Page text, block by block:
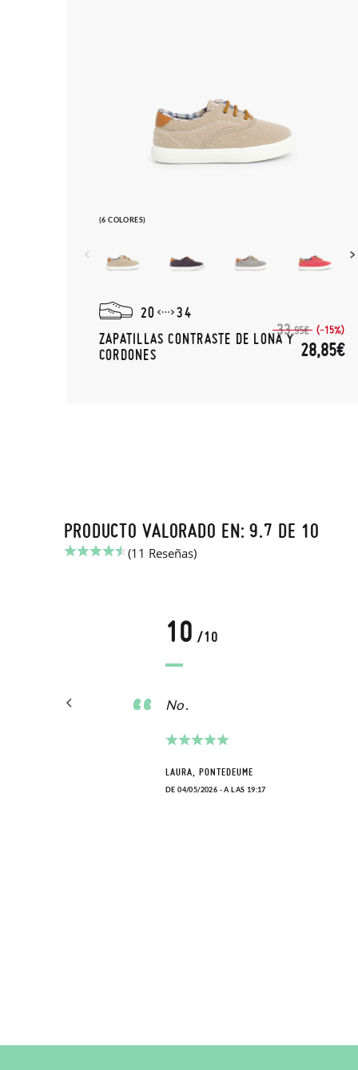
(6 COLORES)
20
34
ZAPATILLAS CONTRASTE DE LONA Y
CORDONES
33,95€ (-15%)
28,85€
PRODUCTO VALORADO EN: 9.7 DE 10
(11 Reseñas)
10 /10
No .
LAURA, PONTEDEUME
DE 04/05/2026 - A LAS 19:17